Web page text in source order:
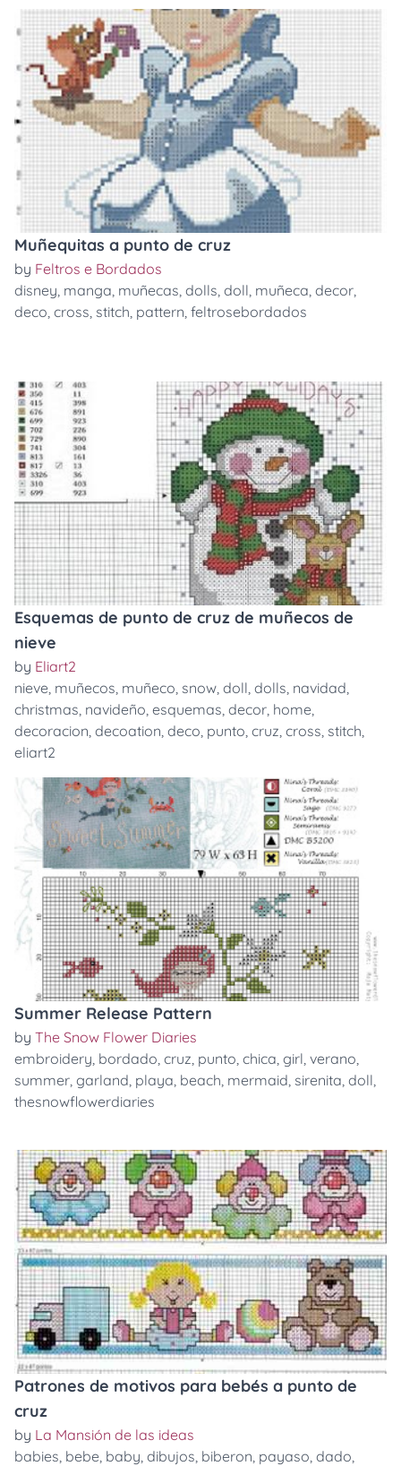
Muñequitas a punto de cruz
by Feltros e Bordados
disney, manga, muñecas, dolls, doll, muñeca, decor,
deco, cross, stitch, pattern, feltrosebordados
Esquemas de punto de cruz de muñecos de
nieve
by Eliart2
nieve, muñecos, muñeco, snow, doll, dolls, navidad,
christmas, navideño, esquemas, decor, home,
decoracion, decoation, deco, punto, cruz, cross, stitch,
eliart2
Summer Release Pattern
by The Snow Flower Diaries
embroidery, bordado, cruz, punto, chica, girl, verano,
summer, garland, playa, beach, mermaid, sirenita, doll,
thesnowflowerdiaries
Patrones de motivos para bebés a punto de
cruz
by La Mansión de las ideas
babies, bebe, baby, dibujos, biberon, payaso, dado,